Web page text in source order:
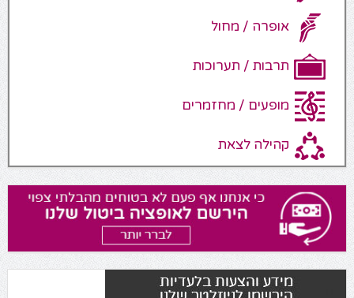
אופרה / מחול
תרבות / תערוכות
מופעים / מחזמרים
קהילה לצאת